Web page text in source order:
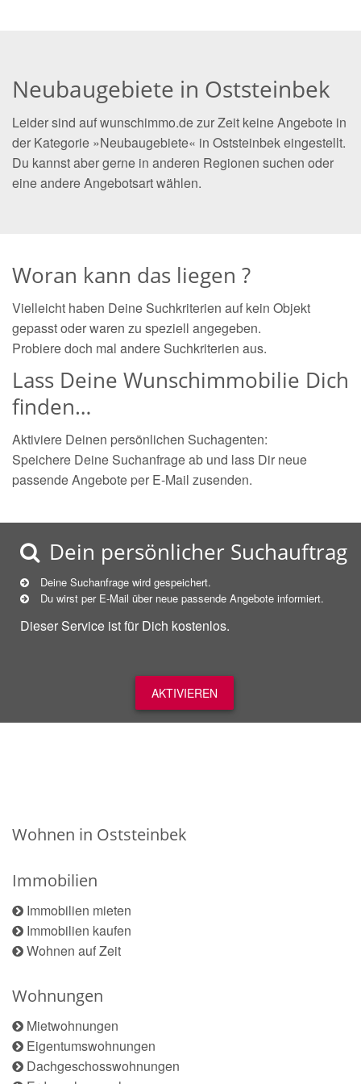
Neubaugebiete in Oststeinbek
Leider sind auf wunschimmo.de zur Zeit keine Angebote in
der Kategorie »Neubaugebiete« in Oststeinbek eingestellt.
Du kannst aber gerne in anderen Regionen suchen oder
eine andere Angebotsart wählen.
Woran kann das liegen ?
Vielleicht haben Deine Suchkriterien auf kein Objekt
gepasst oder waren zu speziell angegeben.
Probiere doch mal andere Suchkriterien aus.
Lass Deine Wunschimmobilie Dich
finden…
Aktiviere Deinen persönlichen Suchagenten:
Speichere Deine Suchanfrage ab und lass Dir neue
passende Angebote per E-Mail zusenden.
Dein persönlicher Suchauftrag
Deine Suchanfrage wird gespeichert.
Du wirst per E-Mail über neue passende Angebote informiert.
Dieser Service ist für Dich kostenlos.
AKTIVIEREN
Wohnen in Oststeinbek
Immobilien
Immobilien mieten
Immobilien kaufen
Wohnen auf Zeit
Wohnungen
Mietwohnungen
Eigentumswohnungen
Dachgeschosswohnungen